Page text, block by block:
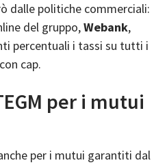
dalle politiche commerciali:
del gruppo,Webank,
percentuali i tassi su tutti i
cap.
per i mutui
per i mutui garantiti dal